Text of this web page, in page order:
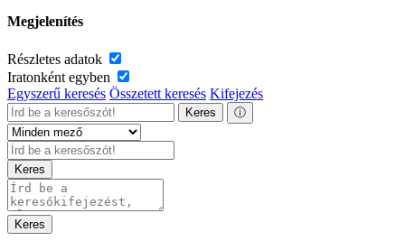
Megjelenítés
Részletes adatok
Iratonként egyben
Egyszerű keresés Összetett keresés Kifejezés
Keres ⓘ
Keres
Keres